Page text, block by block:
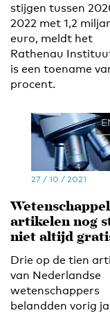
stijgen tussen
2022 met 1,2
euro, meldt het
Rathenau
is een toename
procent.
27 / 10 / 2021
artikelen nog
niet altijd
Drie op de tien
van Nederlandse
wetenschappers
belandden vorig